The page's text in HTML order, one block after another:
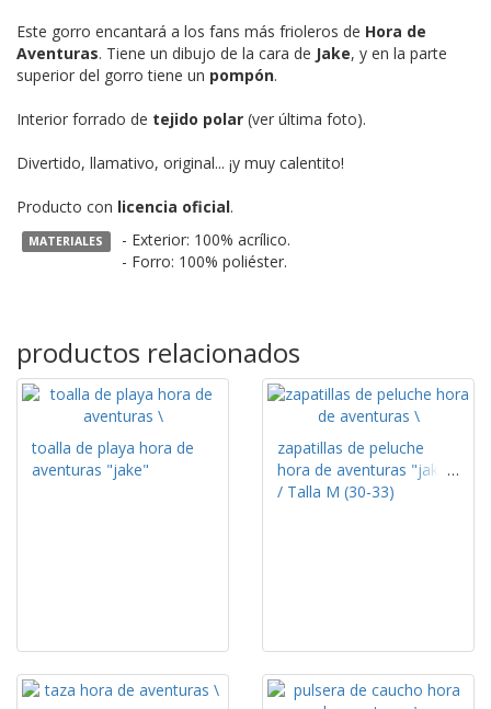
Este gorro encantará a los fans más frioleros de Hora de
Aventuras. Tiene un dibujo de la cara de Jake, y en la parte
superior del gorro tiene un pompón.
Interior forrado de tejido polar (ver última foto).
Divertido, llamativo, original... ¡y muy calentito!
Producto con licencia oficial.
MATERIALES
- Exterior: 100% acrílico.
- Forro: 100% poliéster.
productos relacionados
toalla de playa hora de
aventuras "jake"
zapatillas de peluche
hora de aventuras "jake"
/ Talla M (30-33)